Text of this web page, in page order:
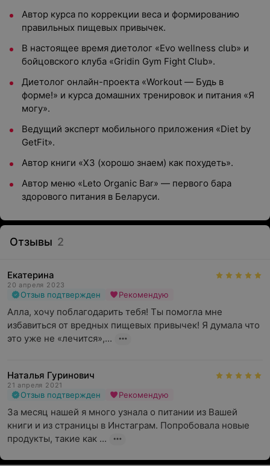
Автор курса по коррекции веса и формированию
правильных пищевых привычек.
В настоящее время диетолог «Evo wellness club» и
бойцовского клуба «Gridin Gym Fight Club».
Диетолог онлайн-проекта «Workout — Будь в
форме!» и курса домашних тренировок и питания «Я
могу».
Ведущий эксперт мобильного приложения «Diet by
GetFit».
Автор книги «ХЗ (хорошо знаем) как похудеть».
Автор меню «Leto Organic Bar» — первого бара
здорового питания в Беларуси.
Отзывы 2
Екатерина
20 апреля 2023
Отзыв подтвержден Рекомендую
Алла, хочу поблагодарить тебя! Ты помогла мне
избавиться от вредных пищевых привычек! Я думала что
это уже не «лечится»,...
Наталья Гуринович
21 апреля 2021
Отзыв подтвержден Рекомендую
За месяц нашей я много узнала о питании из Вашей
книги и из страницы в Инстаграм. Попробовала новые
продукты, такие как ...